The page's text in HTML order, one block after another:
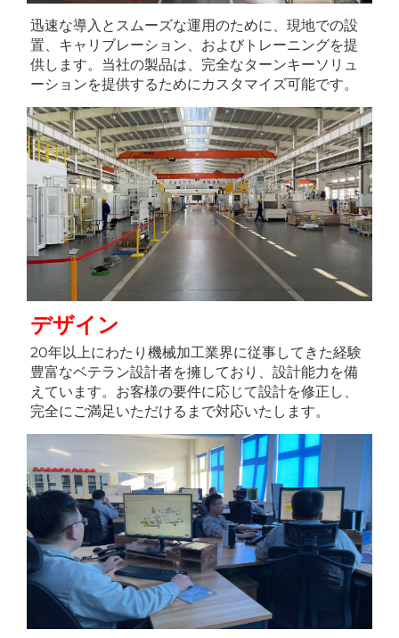
迅速な導入とスムーズな運用のために、現地での設
置、キャリブレーション、およびトレーニングを提
供します。当社の製品は、完全なターンキーソリュ
ーションを提供するためにカスタマイズ可能です。
デザイン
20年以上にわたり機械加工業界に従事してきた経験
豊富なベテラン設計者を擁しており、設計能力を備
えています。お客様の要件に応じて設計を修正し、
完全にご満足いただけるまで対応いたします。